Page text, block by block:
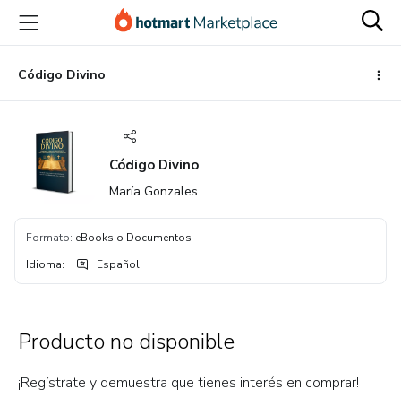
principal
página
de
página
Código Divino
Código Divino
María Gonzales
Formato: eBooks o Documentos
Idioma: Español
Producto no disponible
¡Regístrate y demuestra que tienes interés en comprar!